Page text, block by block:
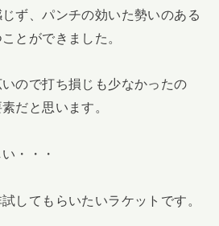
ず、パンチの効いた勢いのある
とができました。
ので打ち損じも少なかったの
だと思います。
・・・
してもらいたいラケットです。